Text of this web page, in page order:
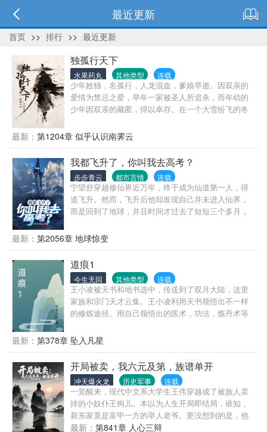
最近更新
首页 >> 排行 >> 最近更新
独孤行天下
水果药丸 其他类型 连载
少年姓独，名孤行，人龙混血，爹娘早逝。因双亲的
爱情为禁忌之爱，早年一家被圣人所追杀，而年幼的
少年因双亲的藏匿，得以幸存。在一个大雪纷飞的冬
少年和少女相依为命。但天有不测风云，少女双腿被
废，从此少年披荆斩棘，拜天魔为师，历经千辛万苦
踏上剑修道途，踏天骄，斩万敌，只为救助少女，打
到圣人，以明事理！
最新： 第1204章 似乎认识南霁云
我都飞升了，你叫我去高考？
步步青云 都市言情 连载
宁望舒穿越修仙界近万年，终于成为仙道第一人，得
道飞升。然而，飞升后他却发现自己并未进入仙界，
而是回到了地球，并且时间才过去了短短三个多月，
无敌的仙道飞升者大佬。这个世界也被宁望舒搅动风
云，渐渐地变得有些不一样了……“古武高手？隐世家
族？古老传承门派？呵呵，在我眼里，不过是一群土
鸡瓦犬尔！你们对力量一无所知！”PS：本文为无敌
文，杀伐果断，一路碾压，大家放心观看~
最新： 第2056章 地球惊变
道痕1
今生无回 其他类型 连载
王小凌被天书和地书选中，传送到了双月大陆，这里
家族和宗门天才云集。王小凌利用天书领悟出不一样
的修炼途径。用自己领悟出的医术，功法，炼丹术等
的修炼长河。主角拥有夸张的越阶挑战能力，稳重的
爽文。本故事所有内容纯属虚构。
最新： 第378章 坠入凡星
开局被卖，我六元及第，族谱单开
冲天爆火龙 历史军事 连载
一觉醒来，现代中文系大学生王伟穿越成了被族人卖
掉的小奴仆王狗儿。本以为人生开局即结局，谁知，
新东家竟是富甲一方的举人老爷。更没想到的是，他
因缘际会还成了小少爷的救命恩人，被直接安排进了
最新： 第841章 人心三辩